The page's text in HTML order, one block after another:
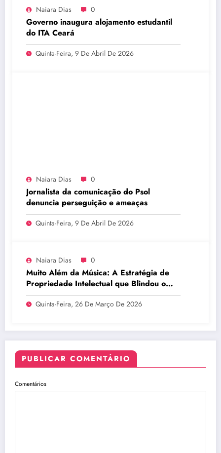
Naiara Dias 0
Governo inaugura alojamento estudantil
do ITA Ceará
Quinta-Feira, 9 De Abril De 2026
Naiara Dias 0
Jornalista da comunicação do Psol
denuncia perseguição e ameaças
Quinta-Feira, 9 De Abril De 2026
Naiara Dias 0
Muito Além da Música: A Estratégia de
Propriedade Intelectual que Blindou o
Legado do BTS
Quinta-Feira, 26 De Março De 2026
PUBLICAR COMENTÁRIO
Comentários